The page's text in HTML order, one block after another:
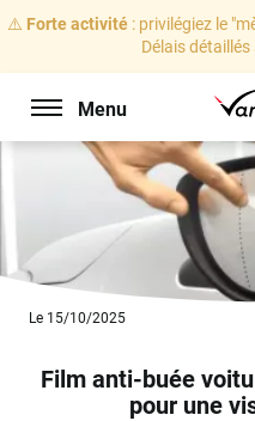
⚠️ Forte activité: privilégiez le
Délais
Menu
Le 15/10/2025
Film anti-buée
pour une